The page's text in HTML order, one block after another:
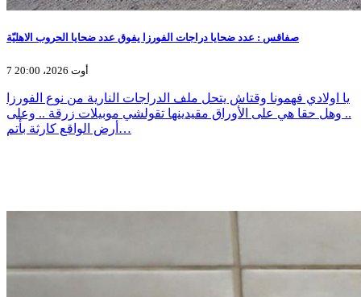
صفاقس : عدد ضحايا دراجات الفورزا يفوق عدد ضحايا الحروب الاهليّة
7 أوت 2026، 20:00
يا اولادي فهمونا وقتاش يتحل ملف الدراجات النارية من نوع الفورزا
.. وهل حقا هي على الأوراق مقيدينها تقولشي موبيلات زرقة .. وعلى
أرض الواقع كارثة بأتم…